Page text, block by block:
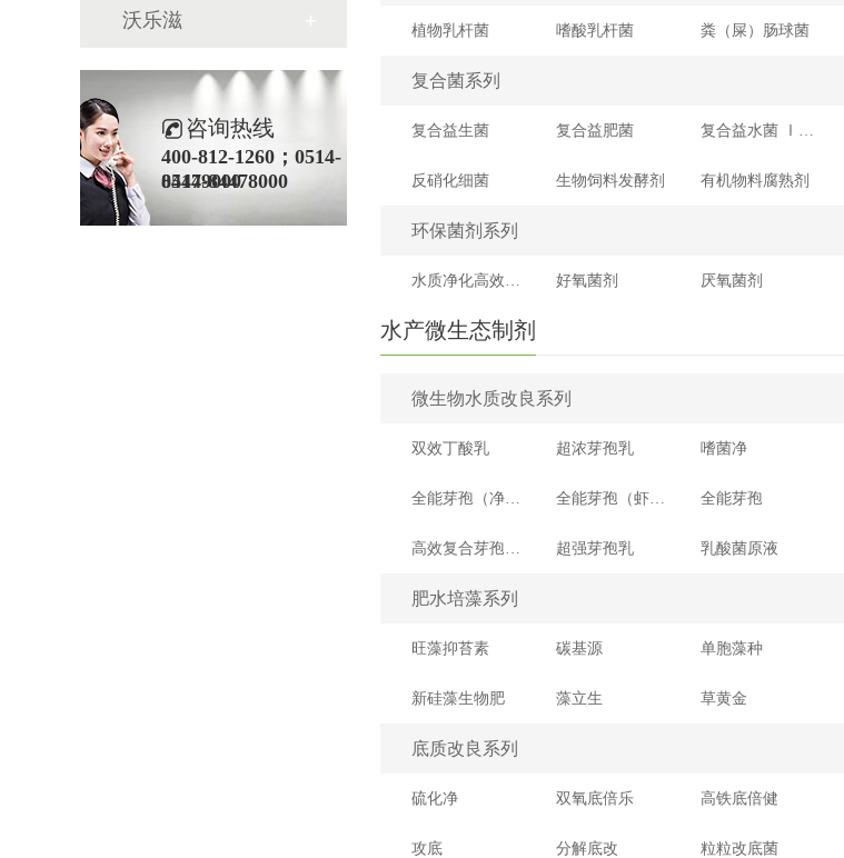
沃乐滋
咨询热线
400-812-1260；0514-
84479000
0514-84478000
植物乳杆菌 嗜酸乳杆菌 粪（屎）肠球菌
复合菌系列
复合益生菌 复合益肥菌 复合益水菌 Ⅰ（净水）
反硝化细菌 生物饲料发酵剂 有机物料腐熟剂
环保菌剂系列
水质净化高效复合菌剂 好氧菌剂 厌氧菌剂
水产微生态制剂
微生物水质改良系列
双效丁酸乳 超浓芽孢乳 嗜菌净
全能芽孢（净水专用） 全能芽孢（虾蟹专用） 全能芽孢
高效复合芽孢杆菌 超强芽孢乳 乳酸菌原液
肥水培藻系列
旺藻抑苔素 碳基源 单胞藻种
新硅藻生物肥 藻立生 草黄金
底质改良系列
硫化净 双氧底倍乐 高铁底倍健
攻底 分解底改 粒粒改底菌